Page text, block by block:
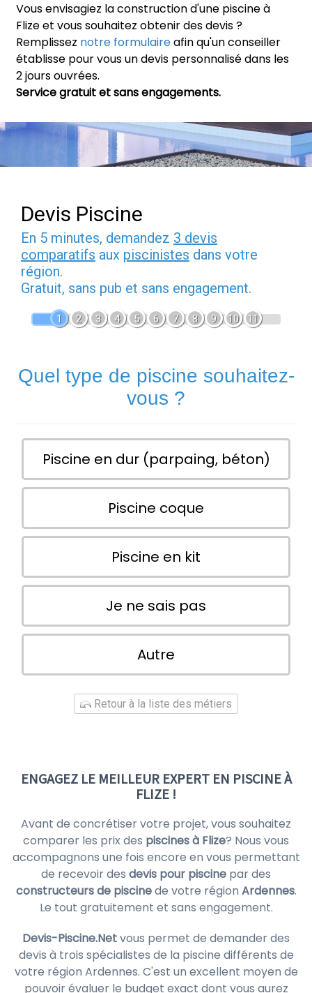
Vous envisagiez la construction d'une piscine à
Flize et vous souhaitez obtenir des devis ?
Remplissez notre formulaireafin qu'un conseiller
établisse pour vous un devis personnalisé dans les
2 jours ouvrées.
Service gratuit et sans engagements.
Devis Piscine
En 5 minutes, demandez 3 devis
comparatifs aux piscinistes dans votre
région.
Gratuit, sans pub et sans engagement.
1 2 3 4 5 6 7 8 9 10 11
Quel type de piscine souhaitez-
vous ?
Piscine en dur (parpaing, béton)
Piscine coque
Piscine en kit
Je ne sais pas
Autre
Retour à la liste des métiers
ENGAGEZ LE MEILLEUR EXPERT EN PISCINE À
FLIZE !
Avant de concrétiser votre projet, vous souhaitez
comparer les prix des piscines à Flize? Nous vous
accompagnons une fois encore en vous permettant
de recevoir des devis pour piscine par des
constructeurs de piscinede votre région Ardennes.
Le tout gratuitement et sans engagement.
Devis-Piscine.Netvous permet de demander des
devis à trois spécialistes de la piscine différents de
votre région Ardennes. C'est un excellent moyen de
pouvoir évaluer le budget exact dont vous aurez